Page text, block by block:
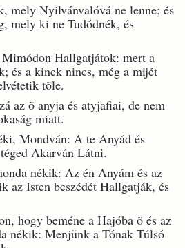
mely Nyilvánvalóvá ne lenne; és
mely ki ne Tudódnék, és
Hallgatjátok: mert a
és a kinek nincs, még a mijét
tõle.
az õ anyja és atyjafiai, de nem
miatt.
Mondván: A te Anyád és
Akarván Látni.
nékik: Az én Anyám és az
az Isten beszédét Hallgatják, és
hogy beméne a Hajóba õ és az
nékik: Menjünk a Tónak Túlsó